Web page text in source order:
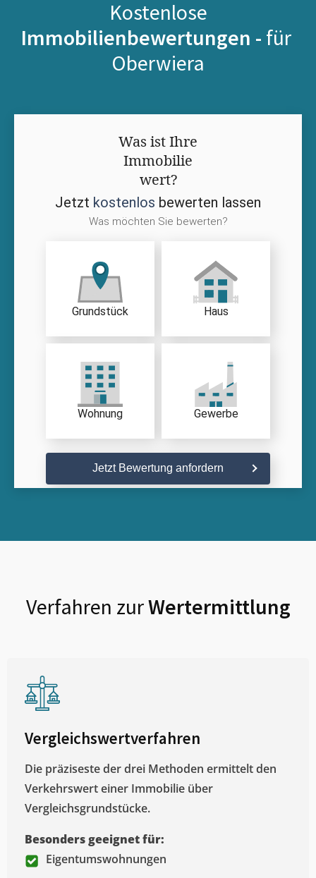
Kostenlose
Immobilienbewertungen - für
Oberwiera
Was ist Ihre
Immobilie
wert?
Jetzt kostenlos bewerten lassen
Was möchten Sie bewerten?
Grundstück Haus
Wohnung Gewerbe
Jetzt Bewertung anfordern
Verfahren zurWertermittlung
Vergleichswertverfahren
Die präziseste der drei Methoden ermittelt den
Verkehrswert einer Immobilie über
Vergleichsgrundstücke.
Besonders geeignet für:
Eigentumswohnungen